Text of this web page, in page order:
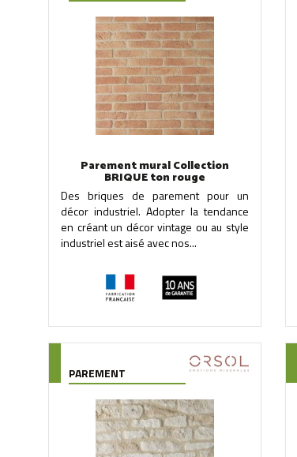
Parement mural Collection
BRIQUE ton rouge
Des briques de parement pour un
décor industriel. Adopter la tendance
en créant un décor vintage ou au style
industriel est aisé avec nos...
PAREMENT